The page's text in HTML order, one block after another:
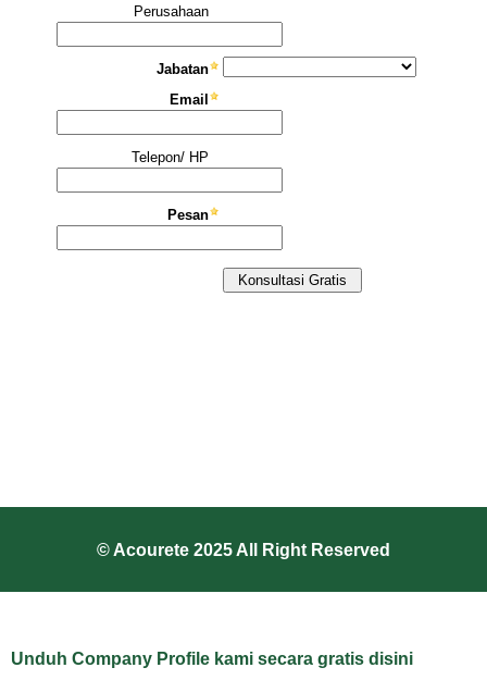
© Acourete 2025 All Right Reserved
Unduh Company Profile kami secara gratis disini